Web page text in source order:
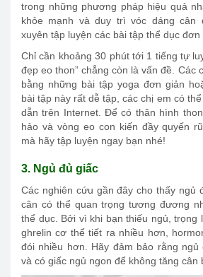
trong những phương pháp hiệu quả
khỏe mạnh và duy trì vóc dáng cân
xuyên tập luyện các bài tập thể dục đơn
Chỉ cần khoảng 30 phút tới 1 tiếng tự
đẹp eo thon” chẳng còn là vấn đề. Các
bằng những bài tập yoga đơn giản
bài tập này rất dễ tập, các chị em có
dẫn trên Internet. Để có thân hình
hảo và vòng eo con kiến đầy quyến
mà hãy tập luyện ngay bạn nhé!
3. Ngủ đủ giấc
Các nghiên cứu gần đây cho thấy ngủ
cân có thể quan trọng tương đương
thể dục. Bởi vì khi bạn thiếu ngủ, trọng
ghrelin cơ thể tiết ra nhiều hơn,
đói nhiều hơn. Hãy đảm bảo rằng
và có giấc ngủ ngon để không tăng cân